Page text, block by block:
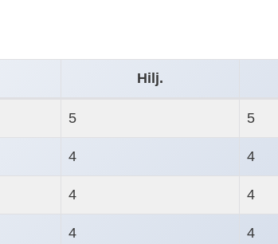
Hilj.
5 5
4 4
4 4
4 4